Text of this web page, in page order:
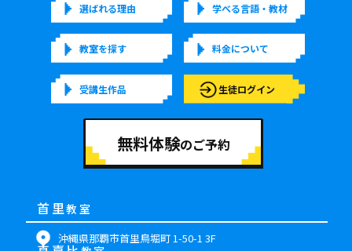
選ばれる理由 学べる言語・教材
教室を探す 料金について
受講生作品 生徒ログイン
無料体験のご予約
首里教室
沖縄県那覇市首里鳥堀町 1-50-1 3F